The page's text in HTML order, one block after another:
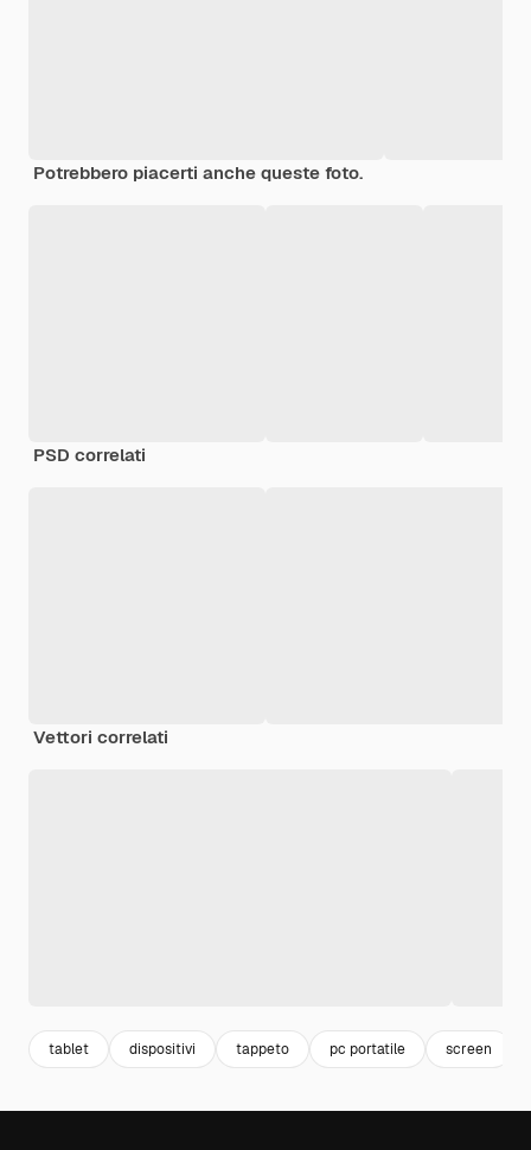
Potrebbero piacerti anche queste foto.
PSD correlati
Vettori correlati
tablet dispositivi tappeto pc portatile screen